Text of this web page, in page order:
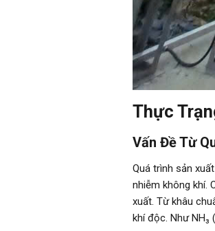
Thực
Vấn Đề Từ
Quá trình sản
nhiễm không khí.
xuất. Từ khâu
khí độc. Như